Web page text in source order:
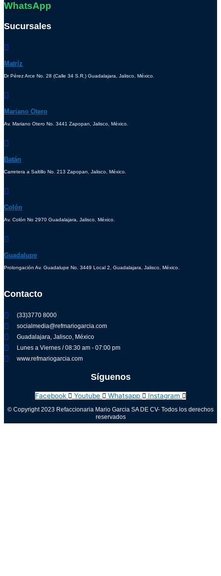
WhatsApp
Sucursales
Matríz
Dr Pérez Arce No. 28 (Calle 34 S.R.) Guadalajara, Jalisco, México.
Mariano Otero
Av. Mariano Otero No. 3441 Zapopan, Jalisco, México.
Batán
Carretera a Saltillo No. 213 Zapopan, Jalisco, México.
Colón
Av. Colón No 2970 Guadalajara, Jalisco, México.
Guadalupe
Prolongación Av. Guadalupe No. 3449 Local 2, Guadalajara, Jalisco, México.
Contacto
(33)3770 8000
socialmedia@refmariogarcia.com
Guadalajara, Jalisco, México
Lunes a Viernes / 08:30 am - 07:00 pm
www.refmariogarcia.com
Síguenos
Facebook Youtube Whatsapp Instagram
© Copyright 2023 Refaccionaria Mario Garcia SA DE CV- Todos los derechos
reservados